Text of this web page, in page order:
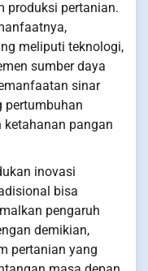
produksi pertanian.
meliputi teknologi,
sumber daya
sinar
pertumbuhan
pangan
inovasi
bisa
pengaruh
demikian,
pertanian yang